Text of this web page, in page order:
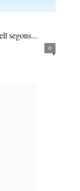
segons...
0